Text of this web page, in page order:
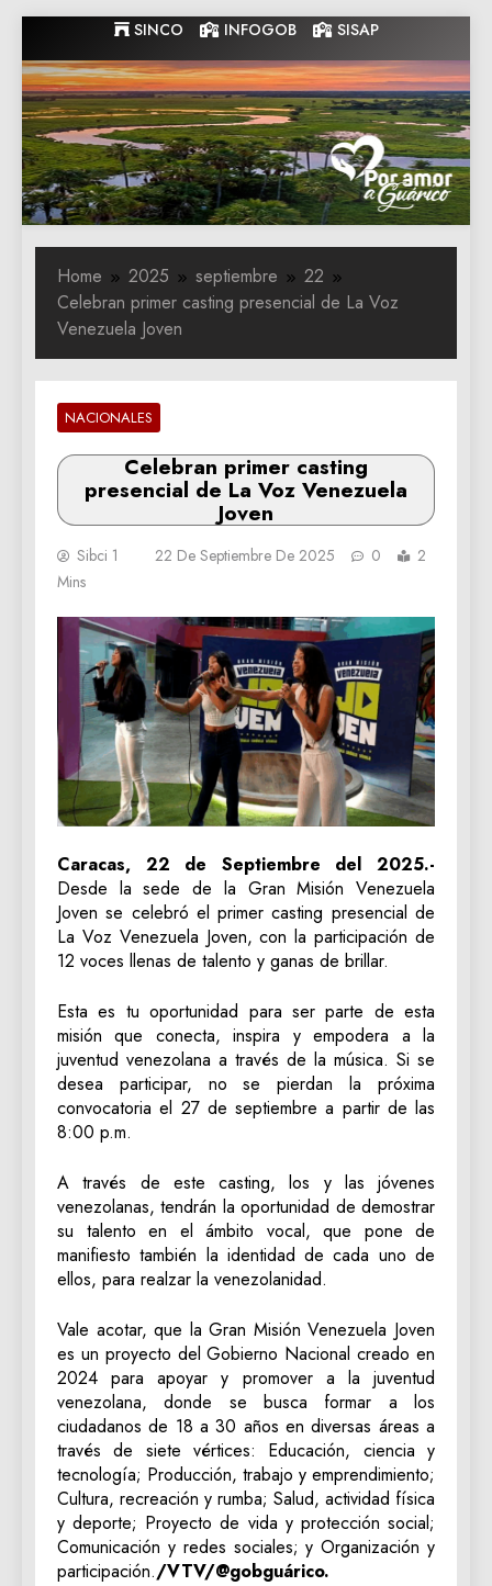
to
content
SINCO INFOGOB SISAP
Gobernacion
de Guarico
Gobernacion de Guarico
Home 2025 septiembre
22
Celebran primer casting presencial de La Voz
Venezuela Joven
NACIONALES
Celebran primer casting
presencial de La Voz Venezuela
Joven
Sibci 1 22 De Septiembre De 2025 0
2
Mins
Caracas, 22 de Septiembre del 2025.-
Desde la sede de la Gran Misión Venezuela
Joven se celebró el primer casting presencial de
La Voz Venezuela Joven, con la participación de
12 voces llenas de talento y ganas de brillar.
Esta es tu oportunidad para ser parte de esta
misión que conecta, inspira y empodera a la
juventud venezolana a través de la música. Si se
desea participar, no se pierdan la próxima
convocatoria el 27 de septiembre a partir de las
8:00 p.m.
A través de este casting, los y las jóvenes
venezolanas, tendrán la oportunidad de demostrar
su talento en el ámbito vocal, que pone de
manifiesto también la identidad de cada uno de
ellos, para realzar la venezolanidad.
Vale acotar, que la Gran Misión Venezuela Joven
es un proyecto del Gobierno Nacional creado en
2024 para apoyar y promover a la juventud
venezolana, donde se busca formar a los
ciudadanos de 18 a 30 años en diversas áreas a
través de siete vértices: Educación, ciencia y
tecnología; Producción, trabajo y emprendimiento;
Cultura, recreación y rumba; Salud, actividad física
y deporte; Proyecto de vida y protección social;
Comunicación y redes sociales; y Organización y
participación./VTV/@gobguárico.